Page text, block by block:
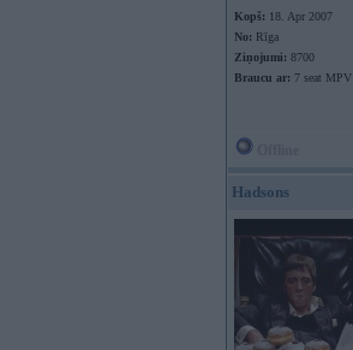
Kopš: 18. Apr 2007
No: Rīga
Ziņojumi: 8700
Braucu ar: 7 seat MPV
Hadsons